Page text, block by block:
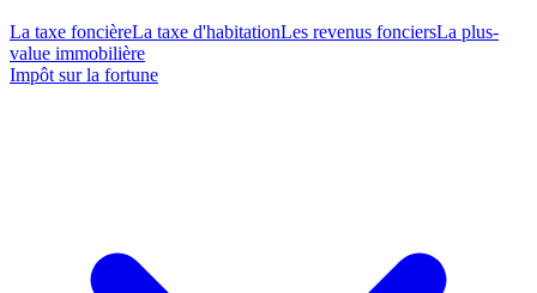
La taxe foncièreLa taxe d'habitationLes revenus fonciersLa plus-
value immobilière
Impôt sur la fortune